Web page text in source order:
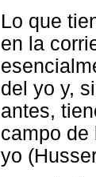
Lo que
en la
del yo y,
antes,
campo de
yo